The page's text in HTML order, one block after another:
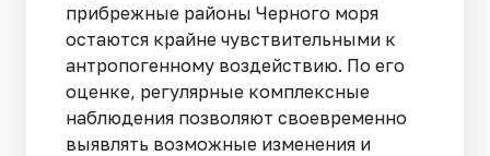
прибрежные районы Черного моря
остаются крайне чувствительными к
антропогенному воздействию. По его
оценке, регулярные комплексные
наблюдения позволяют своевременно
выявлять возможные изменения и